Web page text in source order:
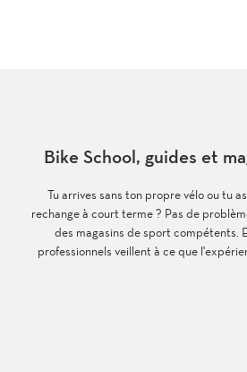
Bike School, guides et
Tu arrives sans ton propre vélo ou tu
rechange à court terme ? Pas de
des magasins de sport compétents.
professionnels veillent à ce que